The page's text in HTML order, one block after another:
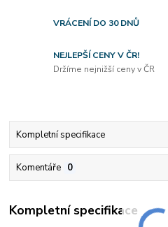
VRÁCENÍ DO 30 DNŮ
NEJLEPŠÍ CENY V ČR!
Držíme nejnižší ceny v ČR
Kompletní specifikace
Komentáře 0
Kompletní specifikace